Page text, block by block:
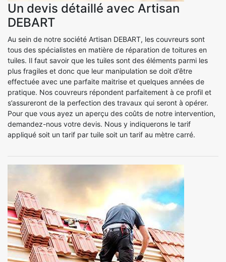
Un devis détaillé avec Artisan
DEBART
Au sein de notre société Artisan DEBART, les couvreurs sont
tous des spécialistes en matière de réparation de toitures en
tuiles. Il faut savoir que les tuiles sont des éléments parmi les
plus fragiles et donc que leur manipulation se doit d’être
effectuée avec une parfaite maitrise et quelques années de
pratique. Nos couvreurs répondent parfaitement à ce profil et
s’assureront de la perfection des travaux qui seront à opérer.
Pour que vous ayez un aperçu des coûts de notre intervention,
demandez-nous votre devis. Nous y indiquerons le tarif
appliqué soit un tarif par tuile soit un tarif au mètre carré.